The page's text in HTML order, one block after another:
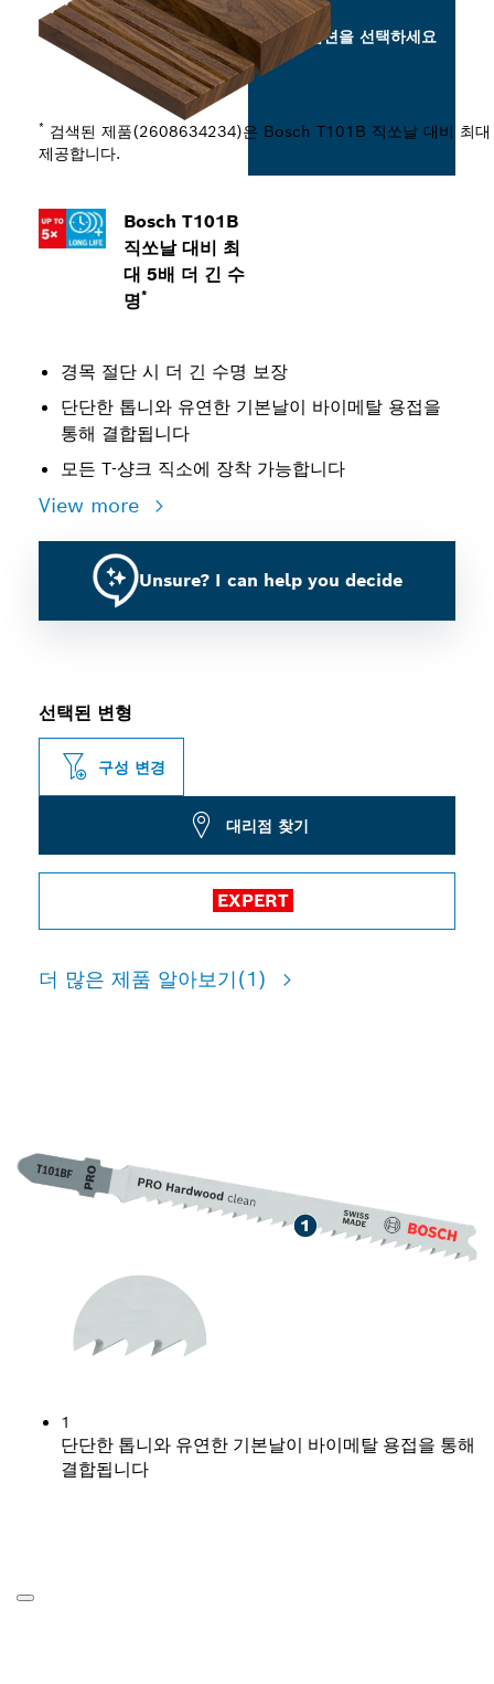
Bosch T101B
직쏘날 대비 최
대 5배 더 긴 수
명*
경목 절단 시 더 긴 수명 보장
단단한 톱니와 유연한 기본날이 바이메탈 용접을
통해 결합됩니다
모든 T-샹크 직소에 장착 가능합니다
View more
Unsure? I can help you decide
* 검색된 제품(2608634234)은 Bosch T101B 직쏘날 대비 최
제공합니다.
옵션을 선택하세요
선택된 변형
구성 변경
대리점 찾기
EXPERT
더 많은 제품 알아보기(1)
1
단단한 톱니와 유연한 기본날이 바이메탈 용접을 통해
결합됩니다